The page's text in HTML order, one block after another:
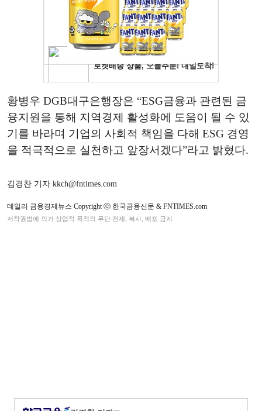
황병우 DGB대구은행장은 “ESG금융과 관련된 금
융지원을 통해 지역경제 활성화에 도움이 될 수 있
기를 바라며 기업의 사회적 책임을 다해 ESG 경영
을 적극적으로 실천하고 앞장서겠다”라고 밝혔다.
김경찬 기자 kkch@fntimes.com
데일리 금융경제뉴스 Copyright ⓒ 한국금융신문 & FNTIMES.com
저작권법에 의거 상업적 목적의 무단 전재, 복사, 배포 금지